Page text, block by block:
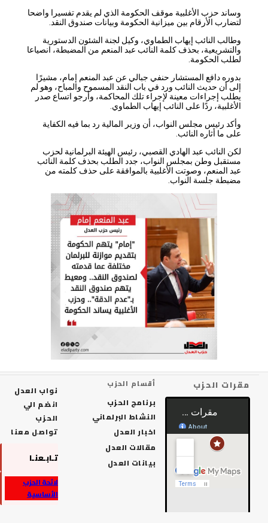
وساند حزب الأغلبية موقف الحكومة الذي لم يقدم تفسيرا واضحا
لتضارب الأرقام بين ميزانية الحكومة وبيانات صندوق النقد.
وطالب النائب إيهاب الطماوي، وكيل لجنة الشئون الدستورية
والتشريعية، بحذف كلمة النائب عبد المنعم من المضبطة، انصياعا
لطلب الحكومة.
بدوره دافع المستشار حنفي جبالي عن عبد المنعم إمام، مشيرًا
إلى أن حديث النائب ورد في باب النقد المسموح والمباح، وهو لم
يطلب إجراءات معينة لإجراء تلك المحاكمة، وأرجو اتساع صدر
الأغلبية، ردًا على النائب إيهاب الطماوي.
وأكد رئيس مجلس النواب، أن وزير المالية رد بما فيه الكفاية
على ما أثاره النائب.
لكن النائب عبد الهادي القصبي، رئيس الهيئة البرلمانية لحزب
مستقبل وطن بمجلس النواب، جدد الطلب بحذف كلمة النائب
عبد المنعم، وصوتت الأغلبية بالموافقة على حذف كلمته من
مضبطة جلسة النواب.
الحزب أقسام الحزب
برنامج الحزب
النشاط البرلماني
اخبار العدل
مقالات العدل
بيانات العدل
نواب العدل
انضم الي
تواصل معنا
تـابـعنـا
لائحة الحزب
الأساسية